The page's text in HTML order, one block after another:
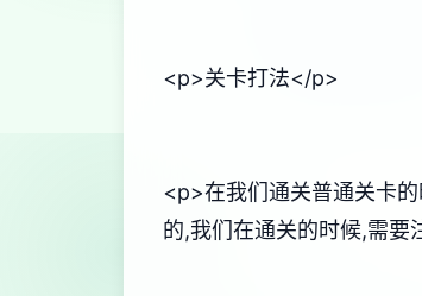
<p>关卡打法</p>
<p>在我们通关普通关卡
的,我们在通关的时候,需